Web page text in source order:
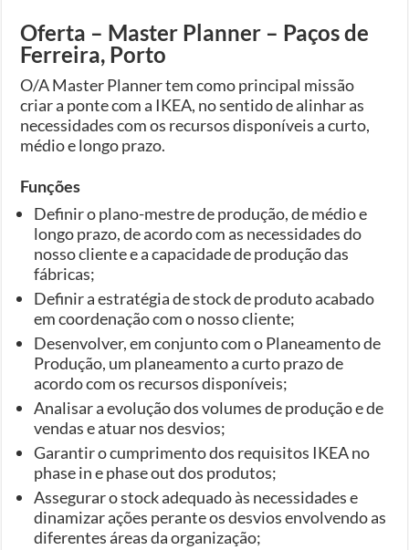
Oferta – Master Planner – Paços de
Ferreira, Porto
O/A Master Planner tem como principal missão
criar a ponte com a IKEA, no sentido de alinhar as
necessidades com os recursos disponíveis a curto,
médio e longo prazo.
Funções
Definir o plano-mestre de produção, de médio e
longo prazo, de acordo com as necessidades do
nosso cliente e a capacidade de produção das
fábricas;
Definir a estratégia de stock de produto acabado
em coordenação com o nosso cliente;
Desenvolver, em conjunto com o Planeamento de
Produção, um planeamento a curto prazo de
acordo com os recursos disponíveis;
Analisar a evolução dos volumes de produção e de
vendas e atuar nos desvios;
Garantir o cumprimento dos requisitos IKEA no
phase in e phase out dos produtos;
Assegurar o stock adequado às necessidades e
dinamizar ações perante os desvios envolvendo as
diferentes áreas da organização;